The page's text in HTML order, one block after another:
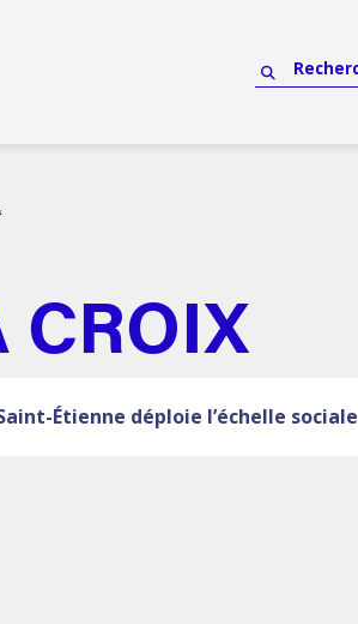
CROIX
Étienne déploie l’échelle sociale